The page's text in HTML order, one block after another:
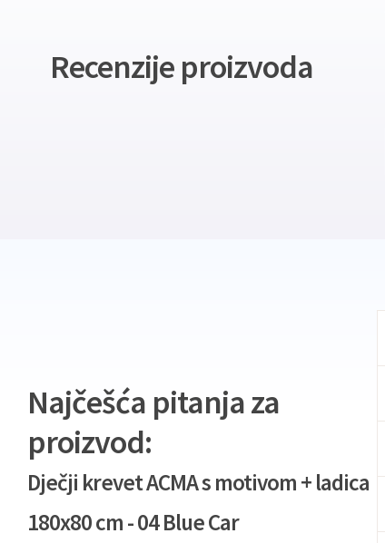
Recenzije proizvoda
Najčešća pitanja za
proizvod:
Dječji krevet ACMA s motivom + ladica
180x80 cm - 04 Blue Car